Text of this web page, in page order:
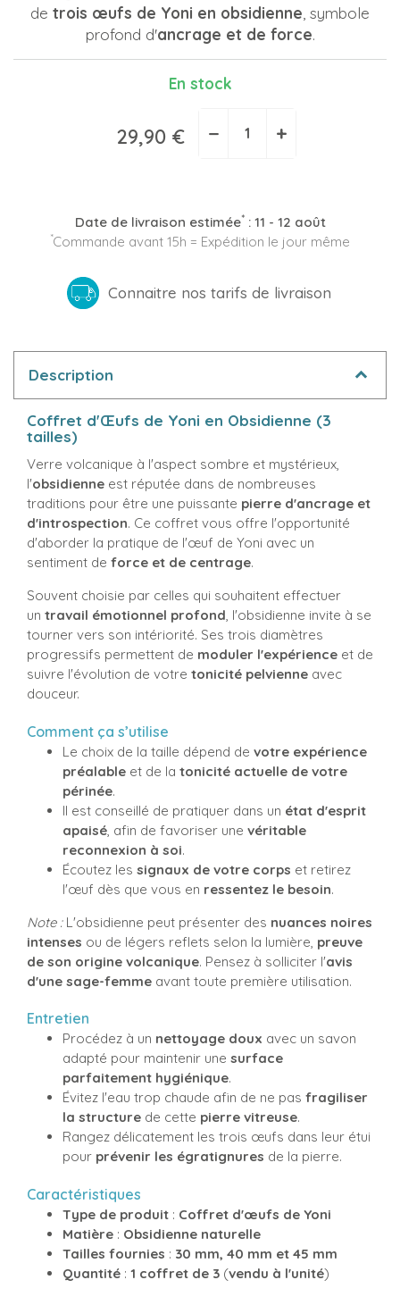
de trois œufs de Yoni en obsidienne , symbole
profond d'ancrage et de force.
En stock
29,90 € − +
Date de livraison estimée*: 11 - 12 août
*Commande avant 15h = Expédition le jour même
Connaitre nos tarifs de livraison
Description
Coffret d'Œufs de Yoni en Obsidienne (3
tailles)
Verre volcanique à l'aspect sombre et mystérieux,
l'obsidienne est réputée dans de nombreuses
traditions pour être une puissante pierre d'ancrage et
d'introspection. Ce coffret vous offre l'opportunité
d'aborder la pratique de l'œuf de Yoni avec un
sentiment de force et de centrage.
Souvent choisie par celles qui souhaitent effectuer
un travail émotionnel profond, l'obsidienne invite à se
tourner vers son intériorité. Ses trois diamètres
progressifs permettent de moduler l'expérience et de
suivre l'évolution de votre tonicité pelvienne avec
douceur.
Comment ça s’utilise
Le choix de la taille dépend de votre expérience
préalable et de la tonicité actuelle de votre
périnée.
Il est conseillé de pratiquer dans un état d'esprit
apaisé , afin de favoriser une véritable
reconnexion à soi.
Écoutez les signaux de votre corps et retirez
l'œuf dès que vous en ressentez le besoin.
Note :L'obsidienne peut présenter des nuances noires
intenses ou de légers reflets selon la lumière, preuve
de son origine volcanique. Pensez à solliciter l'avis
d'une sage-femme avant toute première utilisation.
Entretien
Procédez à un nettoyage doux avec un savon
adapté pour maintenir une surface
parfaitement hygiénique.
Évitez l'eau trop chaude afin de ne pas fragiliser
la structure de cette pierre vitreuse.
Rangez délicatement les trois œufs dans leur étui
pour prévenir les égratignures de la pierre.
Caractéristiques
Type de produit : Coffret d'œufs de Yoni
Matière : Obsidienne naturelle
Tailles fournies : 30 mm, 40 mm et 45 mm
Quantité : 1 coffret de 3 (vendu à l'unité)